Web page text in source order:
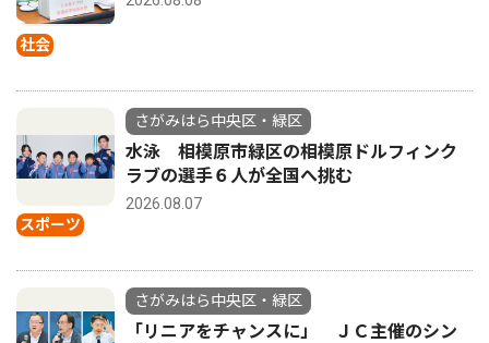
社会
スポーツ
さがみはら中央区・緑区
水泳 相模原市緑区の相模原ドルフィンク
ラブの選手６人が全国へ挑む
2026.08.07
さがみはら中央区・緑区
「リニアをチャンスに」 ＪＣ主催のシン